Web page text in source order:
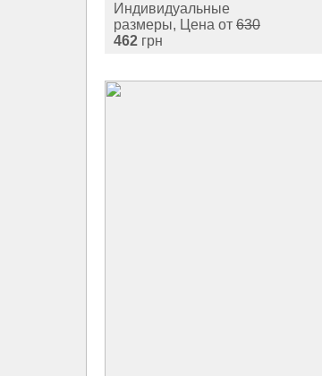
Индивидуальные
размеры, Цена от 630
462 грн